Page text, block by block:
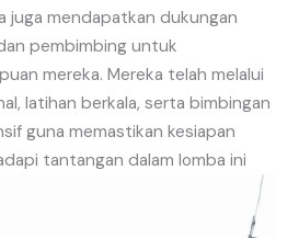
juga mendapatkan dukungan
pembimbing untuk
mereka. Mereka telah melalui
latihan berkala, serta bimbingan
guna memastikan kesiapan
tantangan dalam lomba ini